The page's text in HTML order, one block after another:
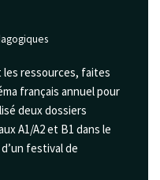
ressources, faites
français annuel pour
deux dossiers
A1/A2 et B1 dans le
festival de